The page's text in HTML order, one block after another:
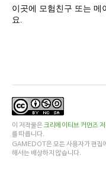
이곳에 모험친구 또는 메
요.
이 저작물은크리에이티브 커먼즈
를 따릅니다.
GAMEDOT은 모든 사용자가 편집
해서는 배상하지 않습니다.